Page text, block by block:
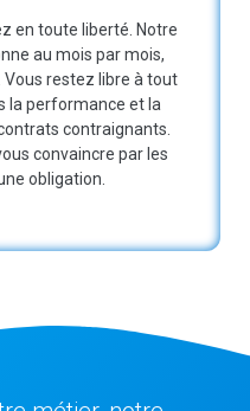
en toute liberté. Notre
au mois par mois,
restez libre à tout
la performance et la
contraignants.
convaincre par les
obligation.